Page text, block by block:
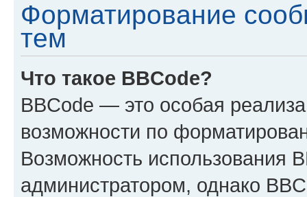
Форматирование
тем
Что такое BBCode?
BBCode — это особая
возможности по
Возможность использования
администратором, однако